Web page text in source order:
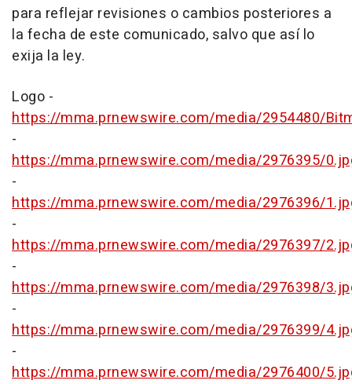
para reflejar revisiones o cambios posteriores a
la fecha de este comunicado, salvo que así lo
exija la ley.
Logo -
https://mma.prnewswire.com/media/2954480/
-
https://mma.prnewswire.com/media/2976395/
-
https://mma.prnewswire.com/media/2976396/
-
https://mma.prnewswire.com/media/2976397/
-
https://mma.prnewswire.com/media/2976398/
-
https://mma.prnewswire.com/media/2976399/
-
https://mma.prnewswire.com/media/2976400/